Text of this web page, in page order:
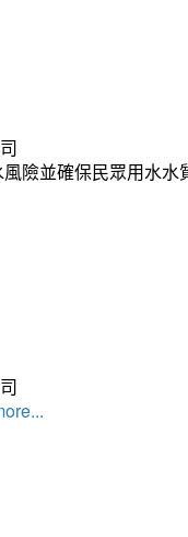
險並確保民眾用水